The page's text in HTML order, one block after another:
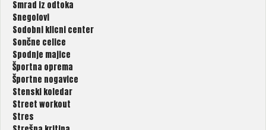
Smrad iz odtoka
Snegolovi
Sodobni klicni center
Sončne celice
Spodnje majice
Športna oprema
Športne nogavice
Stenski koledar
Street workout
Stres